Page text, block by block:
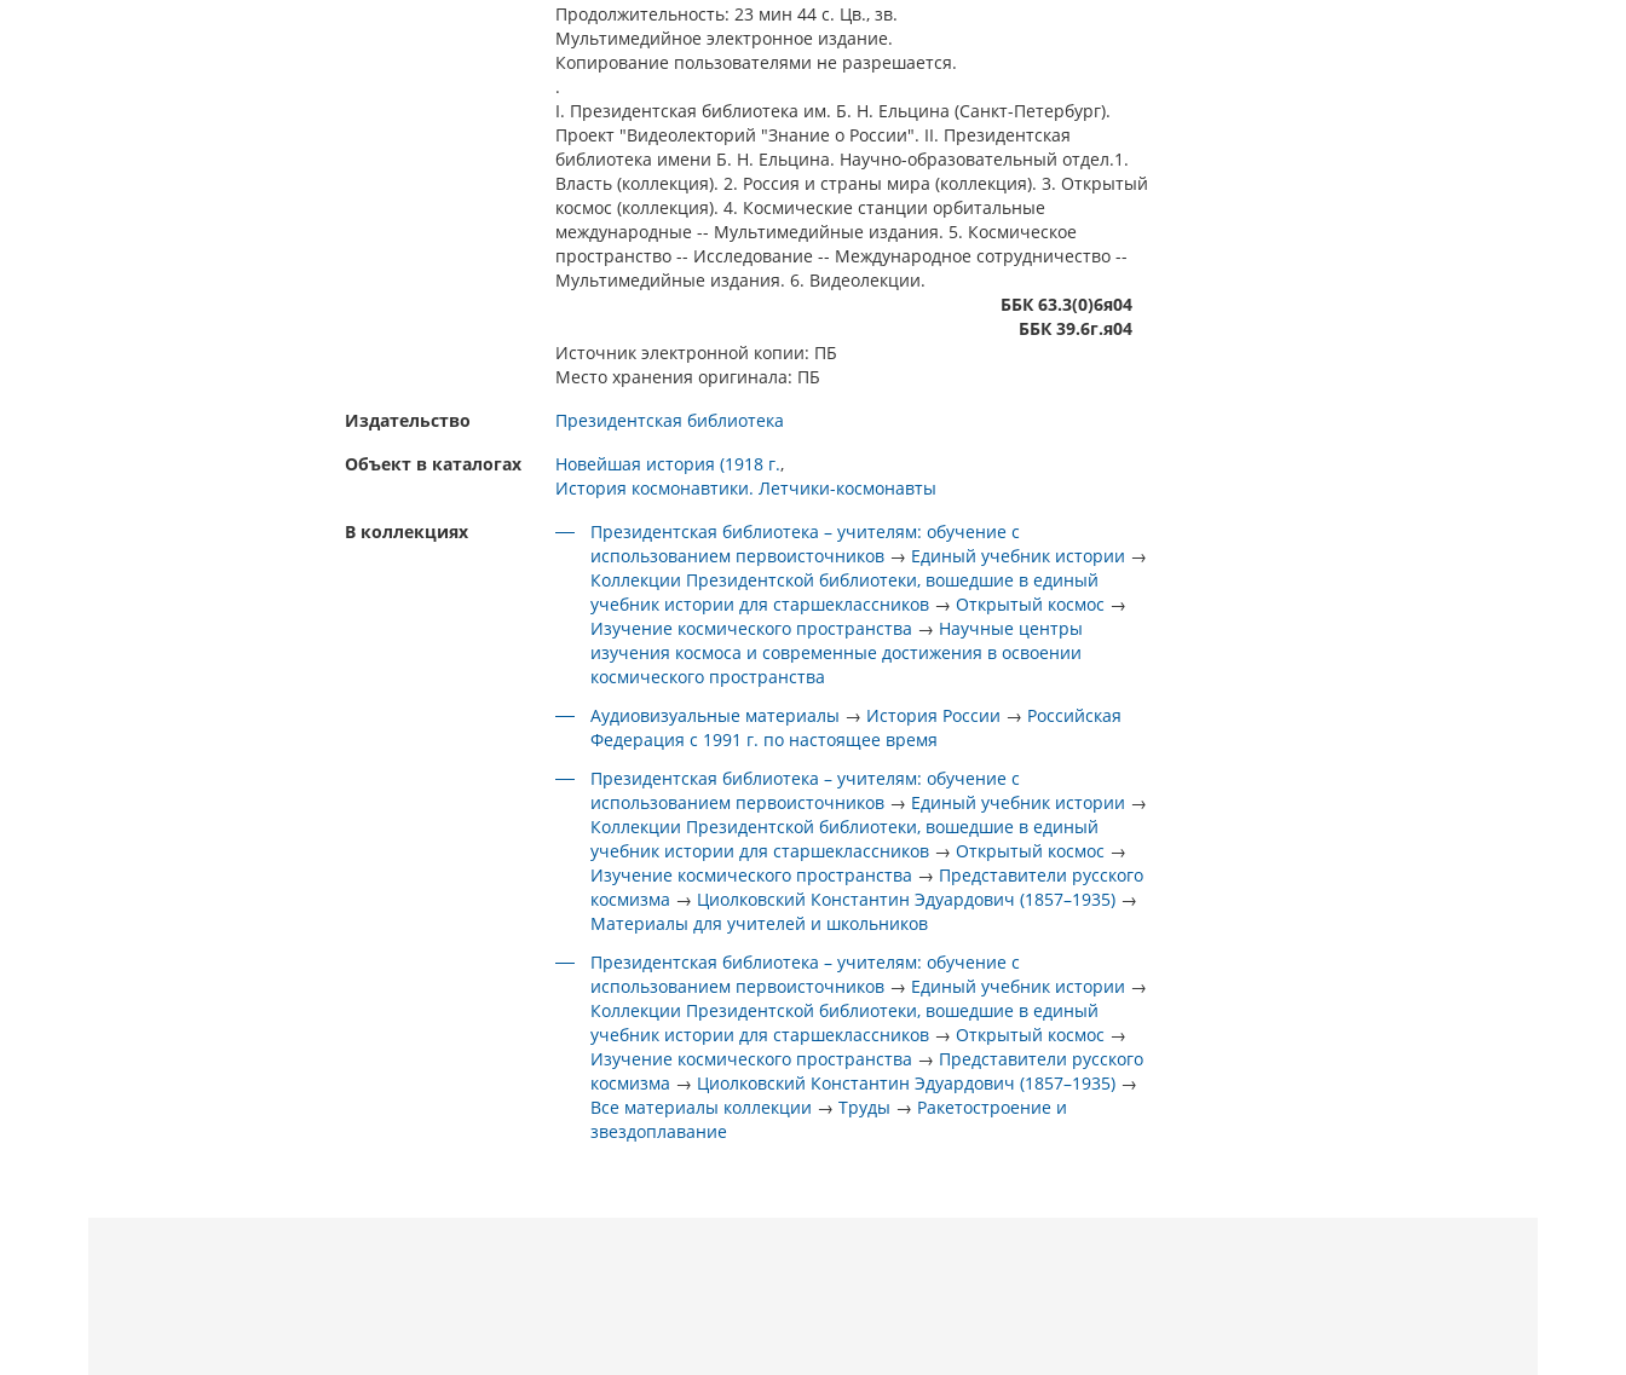
Продолжительность: 23 мин 44 с. Цв., зв.
Мультимедийное электронное издание.
Копирование пользователями не разрешается.
.
I. Президентская библиотека им. Б. Н. Ельцина (Санкт-Петербург).
Проект "Видеолекторий "Знание о России". II. Президентская
библиотека имени Б. Н. Ельцина. Научно-образовательный отдел.1.
Власть (коллекция). 2. Россия и страны мира (коллекция). 3. Открытый
космос (коллекция). 4. Космические станции орбитальные
международные -- Мультимедийные издания. 5. Космическое
пространство -- Исследование -- Международное сотрудничество --
Мультимедийные издания. 6. Видеолекции.
ББК 63.3(0)6я04
ББК 39.6г.я04
Источник электронной копии: ПБ
Место хранения оригинала: ПБ
Издательство
Президентская библиотека
Объект в каталогах
Новейшая история (1918 г.
История космонавтики. Летчики-космонавты
В коллекциях
Президентская библиотека – учителям: обучение с
использованием первоисточников → Единый учебник истории →
Коллекции Президентской библиотеки, вошедшие в единый
учебник истории для старшеклассников →Открытый космос →
Изучение космического пространства → Научные центры
изучения космоса и современные достижения в освоении
космического пространства
Аудиовизуальные материалы → История России → Российская
Федерация с 1991 г. по настоящее время
Президентская библиотека – учителям: обучение с
использованием первоисточников → Единый учебник истории →
Коллекции Президентской библиотеки, вошедшие в единый
учебник истории для старшеклассников →Открытый космос →
Изучение космического пространства → Представители русского
космизма → Циолковский Константин Эдуардович (1857–1935) →
Материалы для учителей и школьников
Президентская библиотека – учителям: обучение с
использованием первоисточников → Единый учебник истории →
Коллекции Президентской библиотеки, вошедшие в единый
учебник истории для старшеклассников →Открытый космос →
Изучение космического пространства → Представители русского
космизма → Циолковский Константин Эдуардович (1857–1935) →
Все материалы коллекции →Труды → Ракетостроение и
звездоплавание